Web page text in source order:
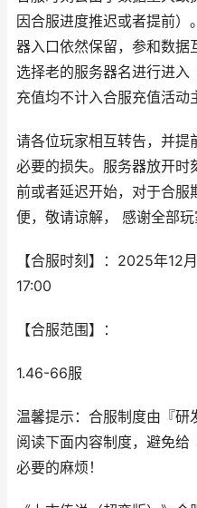
因合服进度推迟或者提前
器入口依然保留，参和数据
选择老的服务器名进行进入
充值均不计入合服充值活动
请各位玩家相互转告，并提
必要的损失。服务器放开时
前或者延迟开始，对于合服
便，敬请谅解， 感谢全部玩
【合服时刻】：2025年
17:00
【合服范围】：
1.46-66服
温馨提示：合服制度由『研
阅读下面内容制度，避免给
必要的麻烦！